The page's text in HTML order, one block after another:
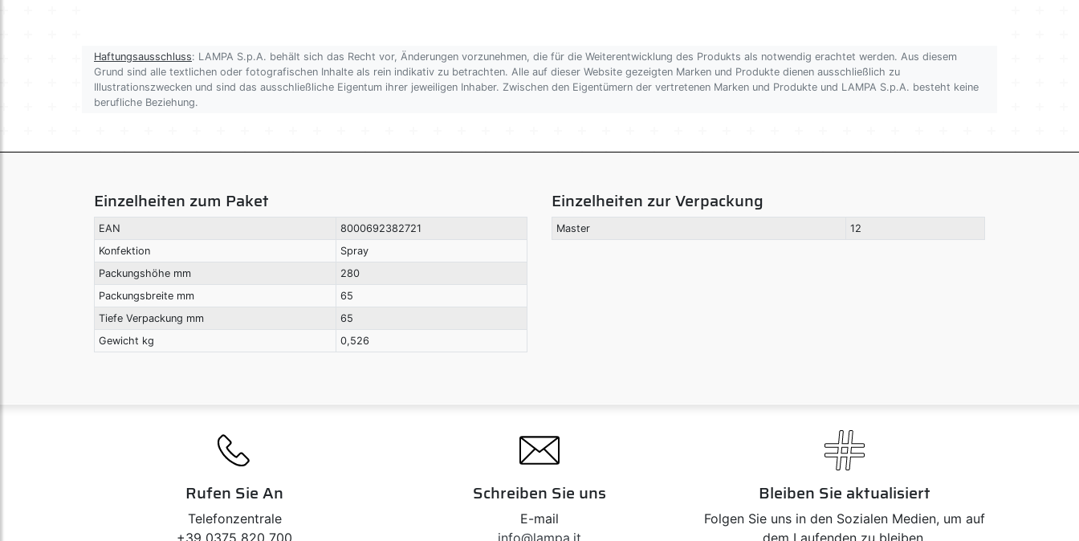
Haftungsausschluss: LAMPA S.p.A. behält sich das Recht vor, Änderungen vorzunehmen, die für die Weiterentwicklung des Produkts als notwendig erachtet werden. Aus diesem
Grund sind alle textlichen oder fotografischen Inhalte als rein indikativ zu betrachten. Alle auf dieser Website gezeigten Marken und Produkte dienen ausschließlich zu
Illustrationszwecken und sind das ausschließliche Eigentum ihrer jeweiligen Inhaber. Zwischen den Eigentümern der vertretenen Marken und Produkte und LAMPA S.p.A. besteht keine
berufliche Beziehung.
Einzelheiten zum Paket
EAN
8000692382721
Konfektion
Spray
Packungshöhe mm
280
Packungsbreite mm
65
Tiefe Verpackung mm
65
Gewicht kg
0,526
Einzelheiten zur Verpackung
Master 12
Rufen Sie An
Telefonzentrale
+39 0375 820 700
Schreiben Sie uns
E-mail
info@lampa.it
Bleiben Sie aktualisiert
Folgen Sie uns in den Sozialen Medien, um auf
dem Laufenden zu bleiben,